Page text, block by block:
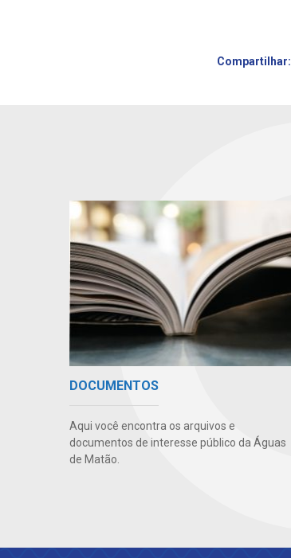
Compartilhar:
DOCUMENTOS
Aqui você encontra os arquivos e
documentos de interesse público da Águas
de Matão.